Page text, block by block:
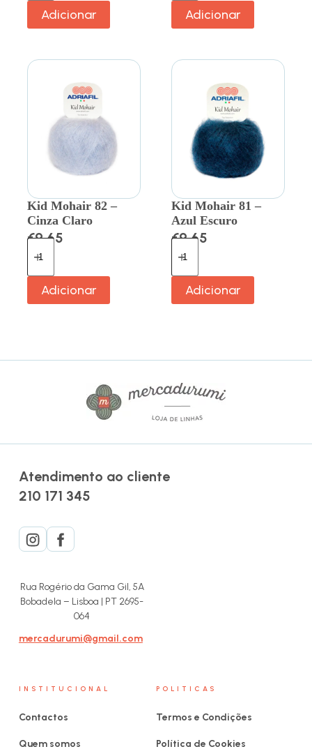
Adicionar Adicionar
Kid Mohair 82 –
Cinza Claro
€9.65
Adicionar
Kid Mohair 81 –
Azul Escuro
€9.65
Adicionar
Atendimento ao cliente
210 171 345
Rua Rogério da Gama Gil, 5A
Bobadela – Lisboa | PT 2695-
064
mercadurumi@gmail.com
INSTITUCIONAL
Contactos
Quem somos
POLITICAS
Termos e Condições
Política de Cookies